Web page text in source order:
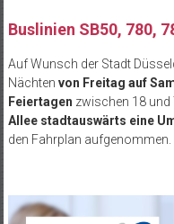
Buslinien SB50, 780,
Auf Wunsch der Stadt D
Nächten von Freitag auf
Feiertagen zwischen 18 und
Allee stadtauswärts eine
den Fahrplan aufgenommen.